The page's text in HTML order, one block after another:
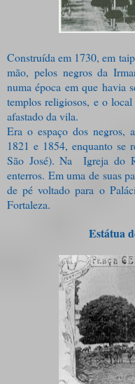
Construída em 1730, em
mão, pelos negros da
numa época em que havia
templos religiosos, e o
afastado da vila.
Era o espaço dos negros,
1821 e 1854, enquanto se
São José). Na
Igreja do
enterros. Em uma de suas
de pé voltado para o
Fortaleza.
Estátua